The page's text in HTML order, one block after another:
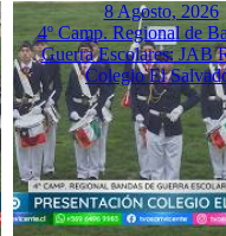
8 Agosto, 2026
4º Camp. Regional de
Guerra Escolares: JAB
Colegio El